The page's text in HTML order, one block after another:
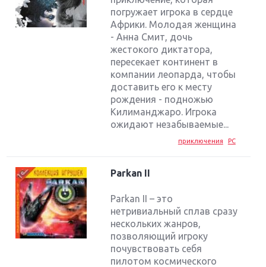
погружает игрока в сердце
Африки. Молодая женщина
- Анна Смит, дочь
жестокого диктатора,
пересекает континент в
компании леопарда, чтобы
доставить его к месту
рождения - подножью
Килиманджаро. Игрока
ожидают незабываемые...
приключения PC
Parkan II
Parkan II – это
нетривиальный сплав сразу
нескольких жанров,
позволяющий игроку
почувствовать себя
пилотом космического